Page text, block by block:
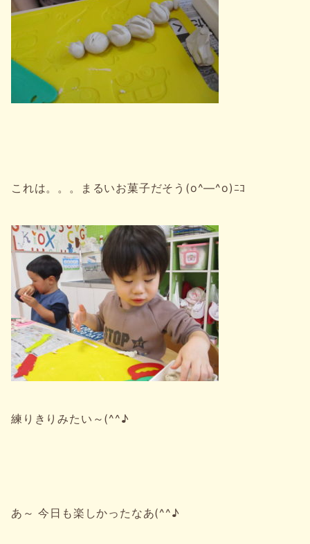
これは。。。まるいお菓子だそう(o^―^o)ﾆｺ
練りきりみたい～(^^♪
あ～ 今日も楽しかったなあ(^^♪